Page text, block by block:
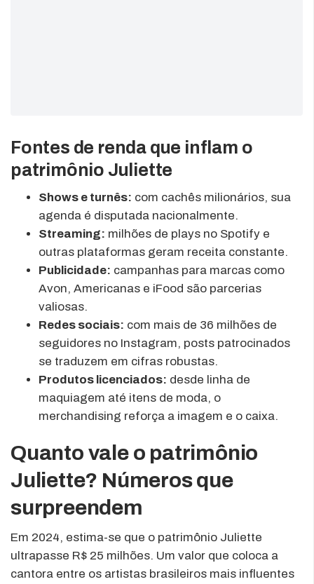
Fontes de renda que inflam o
patrimônio Juliette
Shows e turnês: com cachês milionários, sua
agenda é disputada nacionalmente.
Streaming: milhões de plays no Spotify e
outras plataformas geram receita constante.
Publicidade: campanhas para marcas como
Avon, Americanas e iFood são parcerias
valiosas.
Redes sociais: com mais de 36 milhões de
seguidores no Instagram, posts patrocinados
se traduzem em cifras robustas.
Produtos licenciados: desde linha de
maquiagem até itens de moda, o
merchandising reforça a imagem e o caixa.
Quanto vale o patrimônio
Juliette? Números que
surpreendem
Em 2024, estima-se que o patrimônio Juliette
ultrapasse R$ 25 milhões. Um valor que coloca a
cantora entre os artistas brasileiros mais influentes